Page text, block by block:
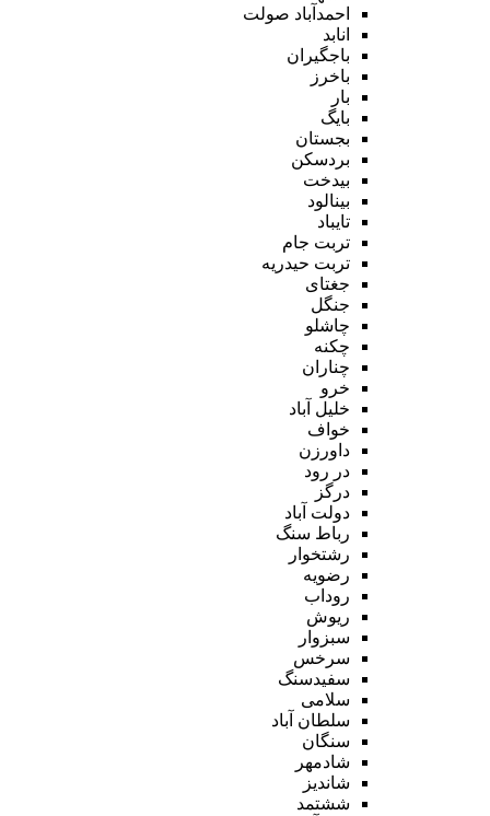
احمدآباد صولت
انابد
باجگیران
باخرز
بار
بایگ
بجستان
بردسکن
بیدخت
بینالود
تایباد
تربت جام
تربت حیدریه
جغتای
جنگل
چاشلو
چکنه
چناران
خرو
خلیل آباد
خواف
داورزن
در رود
درگز
دولت آباد
رباط سنگ
رشتخوار
رضویه
روداب
ریوش
سبزوار
سرخس
سفیدسنگ
سلامی
سلطان آباد
سنگان
شادمهر
شاندیز
ششتمد